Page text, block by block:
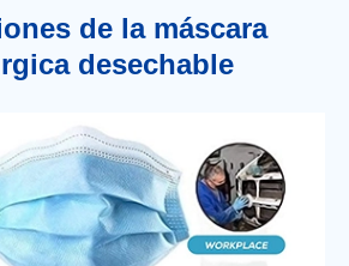
de la máscara
desechable